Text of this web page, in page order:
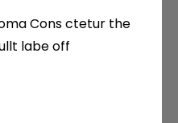
Cons ctetur the
labe off